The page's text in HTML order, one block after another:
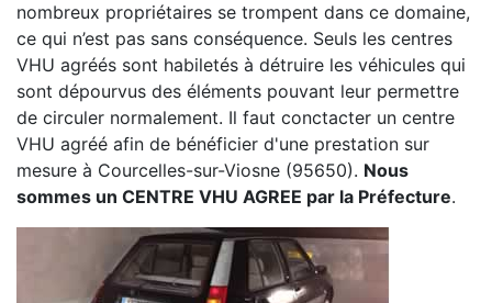
nombreux propriétaires se trompent dans ce domaine,
ce qui n’est pas sans conséquence. Seuls les centres
VHU agréés sont habiletés à détruire les véhicules qui
sont dépourvus des éléments pouvant leur permettre
de circuler normalement. Il faut conctacter un centre
VHU agréé afin de bénéficier d'une prestation sur
mesure à Courcelles-sur-Viosne (95650). Nous
sommes un CENTRE VHU AGREE par la Préfecture.